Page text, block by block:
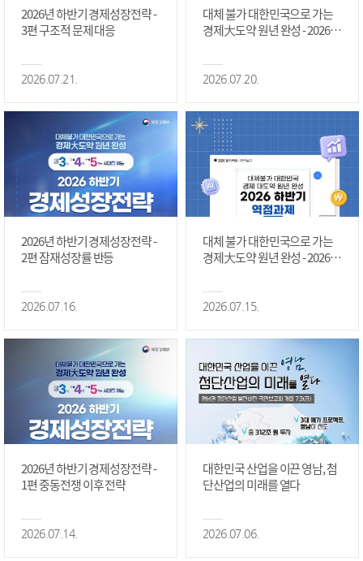
2026년 하반기 경제성장전략 -
3편 구조적 문제 대응
2026.07.21.
대체 불가 대한민국으로 가는
경제大도약 원년 완성 - 2026 하
정상화 #2편
2026.07.20.
2026년 하반기 경제성장전략 -
2편 잠재성장률 반등
2026.07.16.
대체 불가 대한민국으로 가는
경제大도약 원년 완성 - 2026 하
2026.07.15.
2026년 하반기 경제성장전략 -
1편 중동전쟁 이후 전략
2026.07.14.
대한민국 산업을 이끈 영남, 첨
단산업의 미래를 열다
2026.07.06.